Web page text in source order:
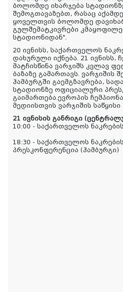
ბოლომდე იხარჯება
შემოგთავაზებთ, რასაც
ყოველთვის ბოლომდე
გულშემატკივრები
სტადიონიდან".
20 ივნისს, საქართველოს
დახურული იქნება. 21 ივნისს,
მატჩისწინა ვარჯიშს კვლავ
ბაზაზე გამართავს. ვარჯიშის
ჰამბურგში გაემგზავრება,
სტადიონზე ოფიციალური
გაიმართება.ევროპის
მედიისთვის ვარჯიშის
21 ივნისის განრიგი
10:00 - საქართველოს
18:30 - საქართველოს
პრესკონფერენცია (ჰამბურგი)